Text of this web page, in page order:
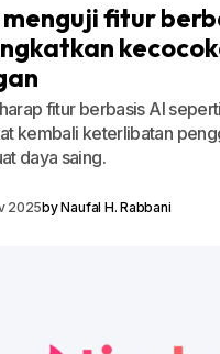
fitur
fitur berbasis AI
kembali keterlibatan
daya saing.
2025byNaufal H. Rabbani